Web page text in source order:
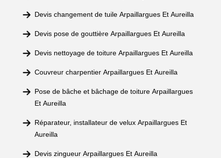
Devis changement de tuile Arpaillargues Et Aureilla
Devis pose de gouttière Arpaillargues Et Aureilla
Devis nettoyage de toiture Arpaillargues Et Aureilla
Couvreur charpentier Arpaillargues Et Aureilla
Pose de bâche et bâchage de toiture Arpaillargues
Et Aureilla
Réparateur, installateur de velux Arpaillargues Et
Aureilla
Devis zingueur Arpaillargues Et Aureilla